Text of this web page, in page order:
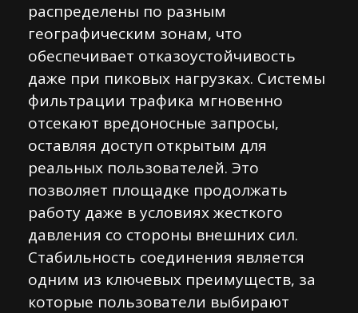
распределены по разным
географическим зонам, что
обеспечивает отказоустойчивость
даже при пиковых нагрузках. Системы
фильтрации трафика мгновенно
отсекают вредоносные запросы,
оставляя доступ открытым для
реальных пользователей. Это
позволяет площадке продолжать
работу даже в условиях жесткого
давления со стороны внешних сил.
Стабильность соединения является
одним из ключевых преимуществ, за
которые пользователи выбирают